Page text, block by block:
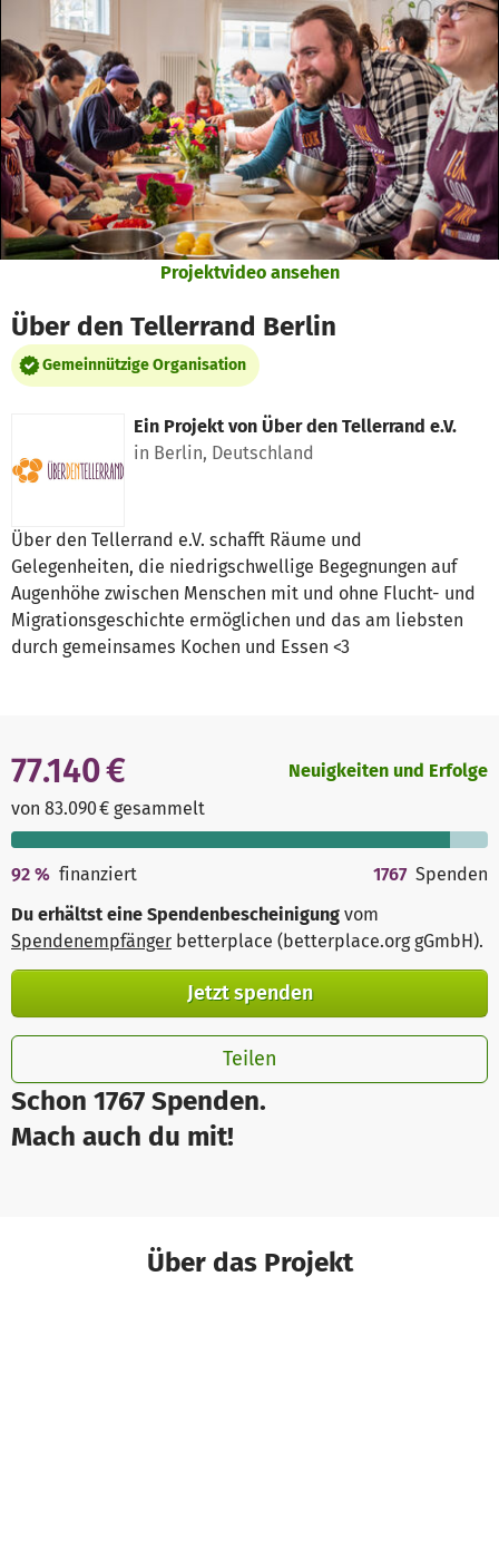
Zum Hauptinhalt springen
Erklärung zur Barrierefreiheit anzeigen
Projektvideo ansehen
Über den Tellerrand Berlin
Gemeinnützige Organisation
Ein Projekt von Über den Tellerrand e.V.
in Berlin, Deutschland
Über den Tellerrand e.V. schafft Räume und
Gelegenheiten, die niedrigschwellige Begegnungen auf
Augenhöhe zwischen Menschen mit und ohne Flucht- und
Migrationsgeschichte ermöglichen und das am liebsten
durch gemeinsames Kochen und Essen <3
Schon 1767 Spenden.
Mach auch du mit!
77.140 €
von 83.090 € gesammelt
Neuigkeiten und Erfolge
92 % finanziert 1767 Spenden
Du erhältst eine Spendenbescheinigung vom
Spendenempfänger betterplace (betterplace.org gGmbH).
Jetzt spenden
Teilen
Über das Projekt